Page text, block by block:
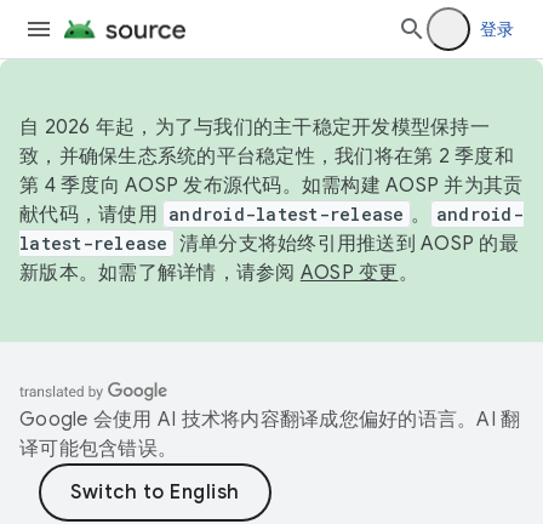
登录
自 2026 年起，为了与我们的主干稳定开发模型保持一
致，并确保生态系统的平台稳定性，我们将在第 2 季度和
第 4 季度向 AOSP 发布源代码。如需构建 AOSP 并为其贡
献代码，请使用 android-latest-release 。
android-
latest-release 清单分支将始终引用推送到 AOSP 的最
新版本。如需了解详情，请参阅 AOSP 变更。
Google 会使用 AI 技术将内容翻译成您偏好的语言。AI 翻
译可能包含错误。